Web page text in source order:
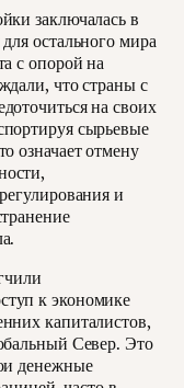
заключалась в
остального мира
с опорой на
что страны с
на своих
сырьевые
означает отмену
и
к экономике
капиталистов,
Север. Это
денежные